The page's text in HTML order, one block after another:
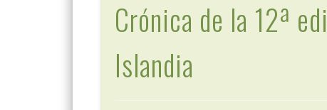
Crónica de la 12ª
Islandia